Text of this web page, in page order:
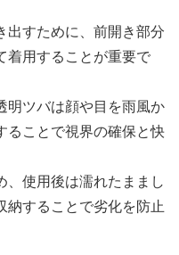
出すために、前開き部分
着用することが重要で
明ツバは顔や目を雨風か
ることで視界の確保と快
、使用後は濡れたままし
納することで劣化を防止